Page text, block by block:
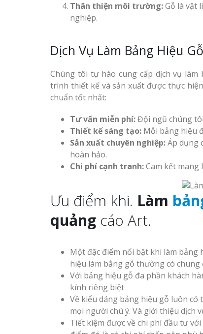
Thân thiện môi trường:Gỗ là vật
nghiệp.
Dịch Vụ Làm Bảng Hiệu
Chúng tôi tự hào cung cấp dịch vụ
trình thiết kế và sản xuất được thực
chuẩn tốt nhất:
Tư vấn miễn phí:Đội ngũ chúng
Thiết kế sáng tạo: Mỗi bảng hiệu
Sản xuất chuyên nghiệp:Áp dụng
hoàn hảo.
Chi phí cạnh tranh:Cam kết mang
Ưu điểm khi. Làm
quảng cáo Art.
Một đặc điểm nổi bật khi làm bảng
hiệu làm bằng gỗ thường có
Với bảng hiệu gỗ đa phần khách
kính riêng biệt
Về kiểu dáng bảng hiệu gỗ luôn
mọi người chú ý. Và giới thiệu dịch
Tiết kiệm được về chi phí đầu tư